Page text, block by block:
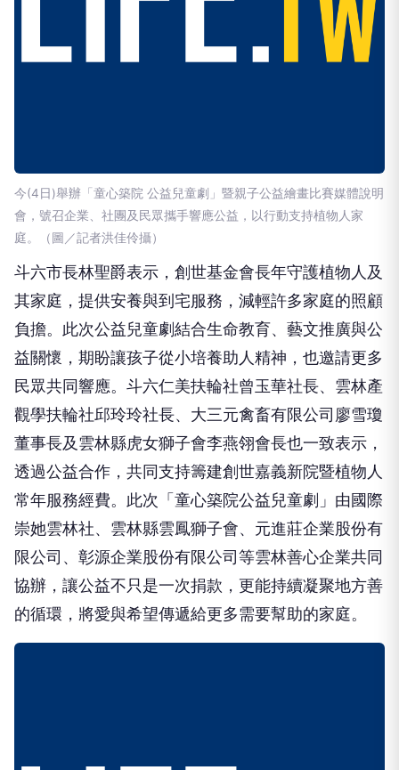
今(4日)舉辦「童心築院 公益兒童劇」暨親子公益繪畫比賽媒體說明
會，號召企業、社團及民眾攜手響應公益，以行動支持植物人家
庭。（圖／記者洪佳伶攝）
斗六市長林聖爵表示，創世基金會長年守護植物人及
其家庭，提供安養與到宅服務，減輕許多家庭的照顧
負擔。此次公益兒童劇結合生命教育、藝文推廣與公
益關懷，期盼讓孩子從小培養助人精神，也邀請更多
民眾共同響應。斗六仁美扶輪社曾玉華社長、雲林產
觀學扶輪社邱玲玲社長、大三元禽畜有限公司廖雪瓊
董事長及雲林縣虎女獅子會李燕翎會長也一致表示，
透過公益合作，共同支持籌建創世嘉義新院暨植物人
常年服務經費。此次「童心築院公益兒童劇」由國際
崇她雲林社、雲林縣雲鳳獅子會、元進莊企業股份有
限公司、彰源企業股份有限公司等雲林善心企業共同
協辦，讓公益不只是一次捐款，更能持續凝聚地方善
的循環，將愛與希望傳遞給更多需要幫助的家庭。